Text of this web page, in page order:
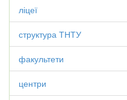
ліцеї
структура ТНТУ
факультети
центри